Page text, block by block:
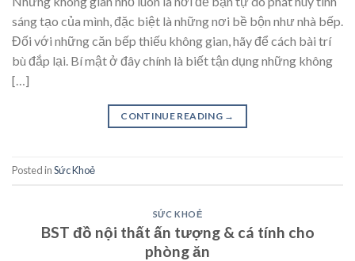
sáng tạo của mình, đặc biệt là những nơi bề bộn như nhà bếp.
Đối với những căn bếp thiếu không gian, hãy để cách bài trí
bù đắp lại. Bí mật ở đây chính là biết tận dụng những không
[…]
CONTINUE READING →
Posted inSức Khoẻ
SỨC KHOẺ
BST đồ nội thất ấn tượng & cá tính cho
phòng ăn